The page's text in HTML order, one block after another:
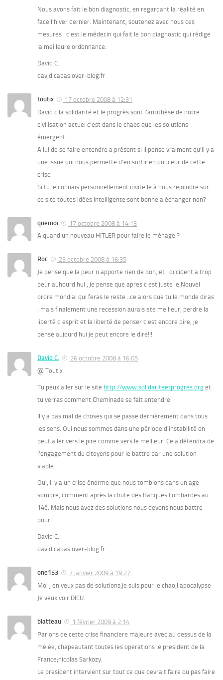
Nous avons fait le bon diagnostic, en regardant la réalité en
face l’hiver dernier. Maintenant, soutenez avec nous ces
mesures : c’est le médecin qui fait le bon diagnostic qui rédige
la meilleure ordonnance.
David C.
david.cabas.over-blog.fr
toutix
17 octobre 2008 à 12:31
David c la solidarité et le progrès sont l’antithèse de notre
civilisation actuel c’est dans le chaos que les solutions
émergent
A lui de se faire entendre a présent si il pense vraiment qu’il y a
une issue qui nous permette d’en sortir en douceur de cette
crise
Si tu le connais personnellement invite le à nous rejoindre sur
ce site toutes idées intelligente sont bonne a échanger non?
quemoi
17 octobre 2008 à 14:13
A quand un nouveau HITLER pour faire le ménage ?
Roc
23 octobre 2008 à 16:35
Je pense que la peur n apporte rien de bon, et l occident a trop
peur auhourd hui , je pense que apres c est juste le Nouvel
ordre mondial qui feras le reste…ce alors que tu le monde diras
: mais finalement une recession aurais ete mellieur, perdre la
liberté d esprit et la liberté de penser c est encore pire, je
pense aujourd hui je peut encore le dire!!!
David C.
26 octobre 2008 à 16:05
@ Toutix
Tu peux aller sur le site http://www.solidariteetprogres.org et
tu verras comment Cheminade se fait entendre.
Il y a pas mal de choses qui se passe dernièrement dans tous
les sens. Oui nous sommes dans une période d’instabilité on
peut aller vers le pire comme vers le meilleur. Cela détendra de
l’engagement du citoyens pour le battre par une solution
viable.
Oui, il y a un crise énorme que nous tombions dans un age
sombre, comment après la chute des Banques Lombardes au
14é. Mais nous avez des solutions nous devons nous battre
pour!
David C.
david.cabas.over-blog.fr
one153
7 janvier 2009 à 19:27
Moi j en veux pas de solutions,je suis pour le chao,l apocalypse
Je veux voir DIEU.
blatteau
1 février 2009 à 2:14
Parlons de cette crise financiere majeure avec au dessus de la
mélée, chapeautant toutes les operations le president de la
France;nicolas Sarkozy.
Le president intervient sur tout ce que devrait faire ou pas faire